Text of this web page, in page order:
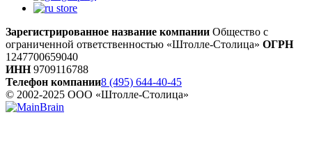
Зарегистрированное название компании Общество с
ограниченной ответственностью «Штолле-Столица» ОГРН
1247700659040
ИНН9709116788
Телефон компании8 (495) 644-40-45
© 2002-2025 ООО «Штолле-Столица»